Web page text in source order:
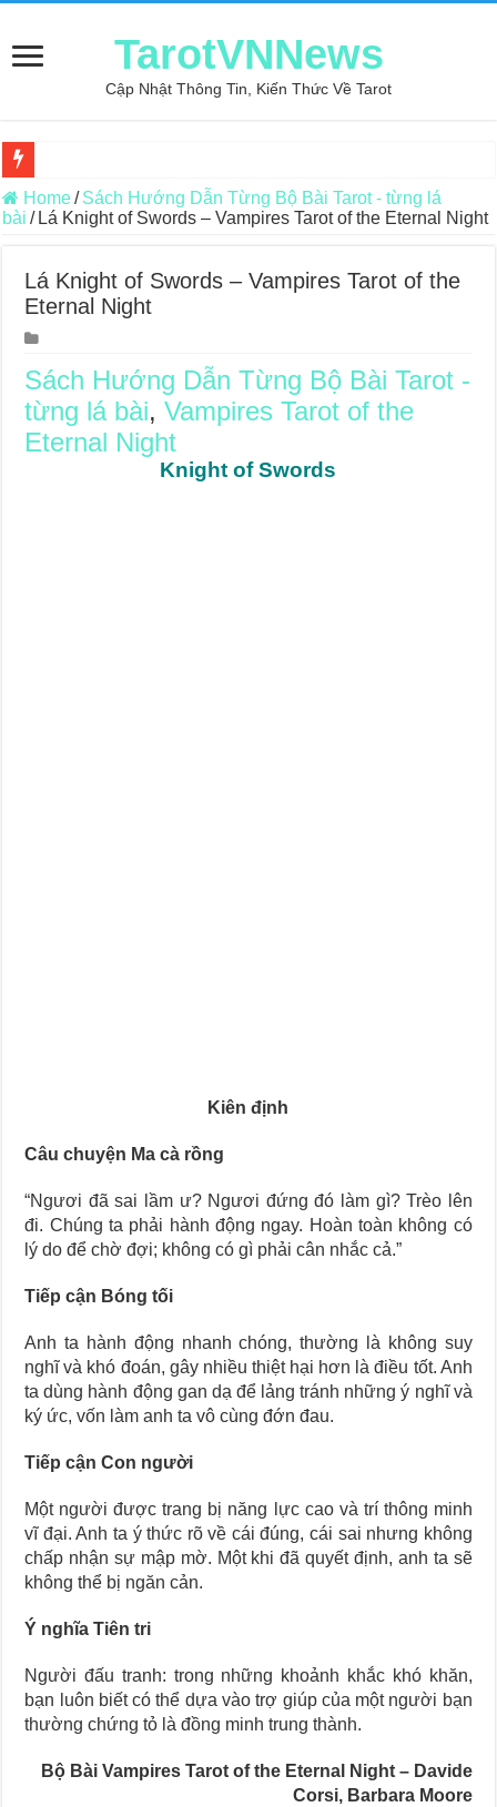
TarotVNNews
Cập Nhật Thông Tin, Kiến Thức Về Tarot
Review may áo thun tại xưởng may Dony
Top 5 Cuốn Sách Hướng Dẫn Đọc Bài Tarot Bằng Tiếng Việt
Konxari Cards – Trải Nghiệm Kết Nối Với Thế Giới Tâm Linh
Querent Tìm Đến Nhiều Tarot Reader Nhưng Không Thấy Thỏa
Journey Of Love Oracle – Lá Số 70: Heaven
Journey Of Love Oracle – Lá Số 69: Contemplation
Journey Of Love Oracle – Lá Số 68: Drop Into Your Heart
Journey Of Love Oracle – Lá Số 67: The Swan
Home/ Sách Hướng Dẫn Từng Bộ Bài Tarot - từng lá
bài / Lá Knight of Swords – Vampires Tarot of the Eternal Night
Lá Knight of Swords – Vampires Tarot of the
Eternal Night
Sách Hướng Dẫn Từng Bộ Bài Tarot -
từng lá bài,Vampires Tarot of the
Eternal Night
Knight of Swords
Kiên định
Câu chuyện Ma cà rồng
“Ngươi đã sai lầm ư? Ngươi đứng đó làm gì? Trèo lên
đi. Chúng ta phải hành động ngay. Hoàn toàn không có
lý do để chờ đợi; không có gì phải cân nhắc cả.”
Tiếp cận Bóng tối
Anh ta hành động nhanh chóng, thường là không suy
nghĩ và khó đoán, gây nhiều thiệt hại hơn là điều tốt. Anh
ta dùng hành động gan dạ để lảng tránh những ý nghĩ và
ký ức, vốn làm anh ta vô cùng đớn đau.
Tiếp cận Con người
Một người được trang bị năng lực cao và trí thông minh
vĩ đại. Anh ta ý thức rõ về cái đúng, cái sai nhưng không
chấp nhận sự mập mờ. Một khi đã quyết định, anh ta sẽ
không thể bị ngăn cản.
Ý nghĩa Tiên tri
Người đấu tranh: trong những khoảnh khắc khó khăn,
bạn luôn biết có thể dựa vào trợ giúp của một người bạn
thường chứng tỏ là đồng minh trung thành.
Bộ Bài Vampires Tarot of the Eternal Night – Davide
Corsi, Barbara Moore